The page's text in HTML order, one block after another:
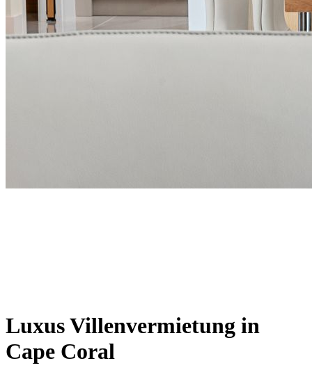
Luxus Villenvermietung in
Cape Coral